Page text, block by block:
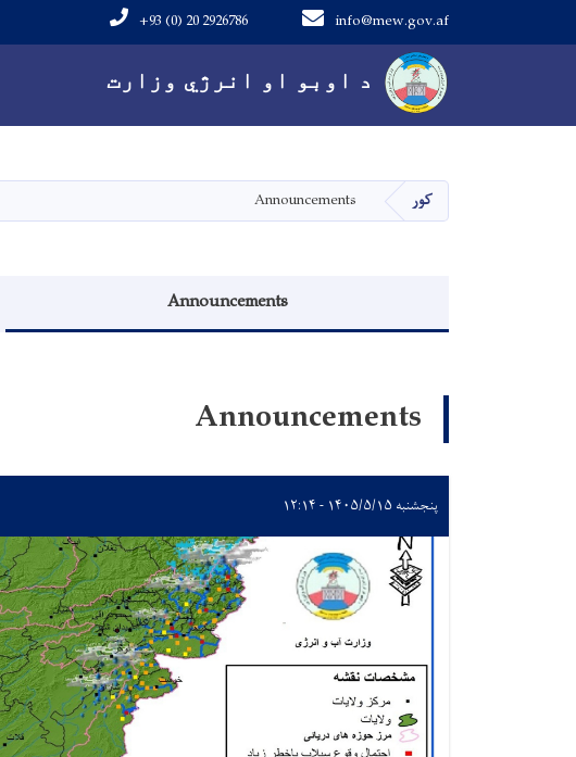
د اوبو او انرژي وزارت
info@mew.gov.af
+93 (0) 20 2926786
Main navigation
کور Announcements
Announcements
Announcements
پنجشنبه ۱۴۰۵/۵/۱۵ - ۱۲:۱۴